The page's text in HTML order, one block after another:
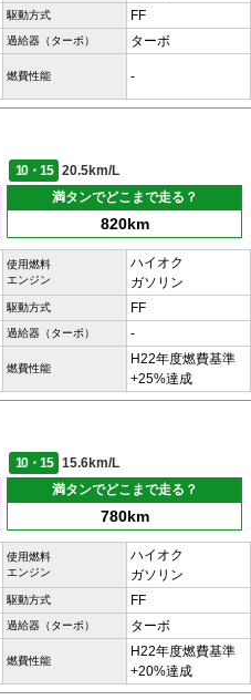
駆動方式 FF
過給器（ターボ） ターボ
燃費性能 -
10・15
20.5km/L
満タンでどこまで走る？
820km
使用燃料
エンジン
ハイオク
ガソリン
駆動方式 FF
過給器（ターボ） -
燃費性能
H22年度燃費基準
+25%達成
10・15
15.6km/L
満タンでどこまで走る？
780km
使用燃料
エンジン
ハイオク
ガソリン
駆動方式 FF
過給器（ターボ） ターボ
燃費性能
H22年度燃費基準
+20%達成